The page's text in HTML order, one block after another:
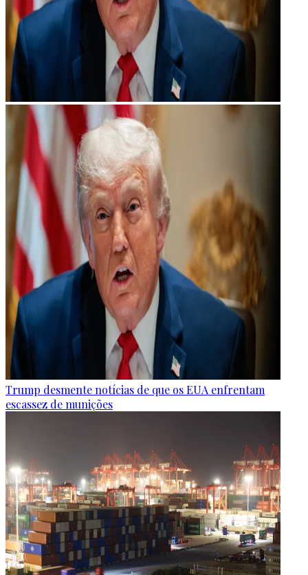
Trump desmente notícias de que os EUA enfrentam
escassez de munições